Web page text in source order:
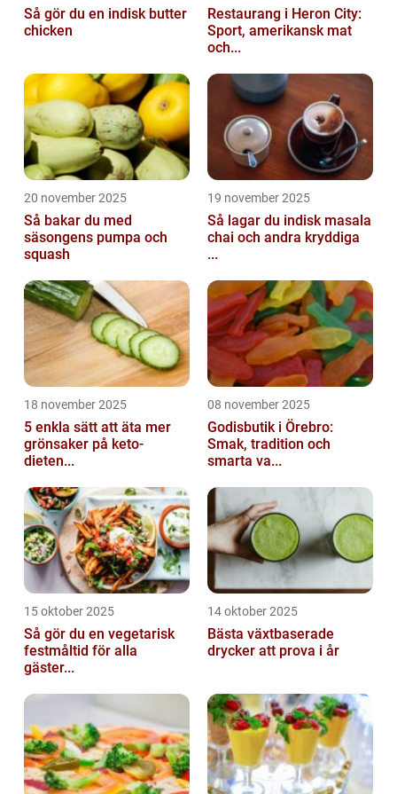
Så gör du en indisk butter
chicken
Restaurang i Heron City:
Sport, amerikansk mat
och...
20 november 2025
Så bakar du med
säsongens pumpa och
squash
19 november 2025
Så lagar du indisk masala
chai och andra kryddiga
...
18 november 2025
5 enkla sätt att äta mer
grönsaker på keto-
dieten...
08 november 2025
Godisbutik i Örebro:
Smak, tradition och
smarta va...
15 oktober 2025
Så gör du en vegetarisk
festmåltid för alla
gäster...
14 oktober 2025
Bästa växtbaserade
drycker att prova i år